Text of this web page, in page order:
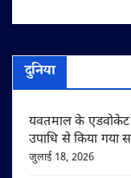
दुनिया
यवतमाल के एडवोकेट
उपाधि से किया गया
जुलाई 18, 2026